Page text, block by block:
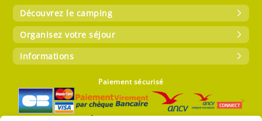
Paiement sécurisé
Découvrez le camping
Organisez votre séjour
Informations